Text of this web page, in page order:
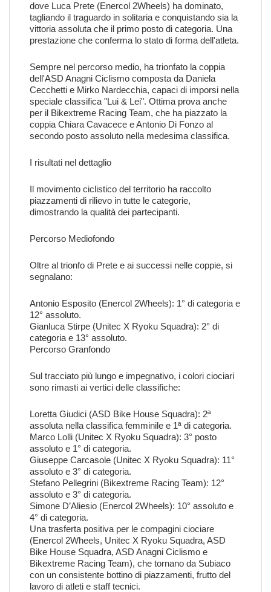
dove Luca Prete (Enercol 2Wheels) ha dominato,
tagliando il traguardo in solitaria e conquistando sia la
vittoria assoluta che il primo posto di categoria. Una
prestazione che conferma lo stato di forma dell'atleta.
Sempre nel percorso medio, ha trionfato la coppia
dell'ASD Anagni Ciclismo composta da Daniela
Cecchetti e Mirko Nardecchia, capaci di imporsi nella
speciale classifica "Lui & Lei". Ottima prova anche
per il Bikextreme Racing Team, che ha piazzato la
coppia Chiara Cavacece e Antonio Di Fonzo al
secondo posto assoluto nella medesima classifica.
I risultati nel dettaglio
Il movimento ciclistico del territorio ha raccolto
piazzamenti di rilievo in tutte le categorie,
dimostrando la qualità dei partecipanti.
Percorso Mediofondo
Oltre al trionfo di Prete e ai successi nelle coppie, si
segnalano:
Antonio Esposito (Enercol 2Wheels): 1° di categoria e
12° assoluto.
Gianluca Stirpe (Unitec X Ryoku Squadra): 2° di
categoria e 13° assoluto.
Percorso Granfondo
Sul tracciato più lungo e impegnativo, i colori ciociari
sono rimasti ai vertici delle classifiche:
Loretta Giudici (ASD Bike House Squadra): 2ª
assoluta nella classifica femminile e 1ª di categoria.
Marco Lolli (Unitec X Ryoku Squadra): 3° posto
assoluto e 1° di categoria.
Giuseppe Carcasole (Unitec X Ryoku Squadra): 11°
assoluto e 3° di categoria.
Stefano Pellegrini (Bikextreme Racing Team): 12°
assoluto e 3° di categoria.
Simone D’Aliesio (Enercol 2Wheels): 10° assoluto e
4° di categoria.
Una trasferta positiva per le compagini ciociare
(Enercol 2Wheels, Unitec X Ryoku Squadra, ASD
Bike House Squadra, ASD Anagni Ciclismo e
Bikextreme Racing Team), che tornano da Subiaco
con un consistente bottino di piazzamenti, frutto del
lavoro di atleti e staff tecnici.